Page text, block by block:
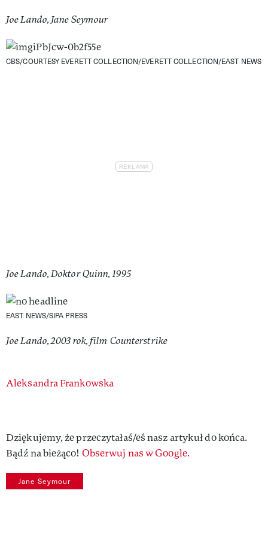
Joe Lando, Jane Seymour
CBS/COURTESY EVERETT COLLECTION/EVERETT COLLECTION/EAST NEWS
Joe Lando, Doktor Quinn, 1995
EAST NEWS/SIPA PRESS
Joe Lando, 2003 rok, film Counterstrike
Authors
Aleksandra Frankowska
Dziękujemy, że przeczytałaś/eś nasz artykuł do końca.
Bądź na bieżąco! Obserwuj nas w Google.
Jane Seymour